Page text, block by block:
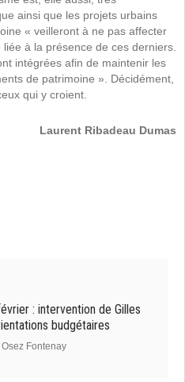
ainsi que les projets urbains
« veilleront à ne pas affecter
à la présence de ces derniers.
intégrées afin de maintenir les
de patrimoine ». Décidément,
qui y croient.
Laurent Ribadeau Dumas
: intervention de Gilles
budgétaires
Osez Fontenay